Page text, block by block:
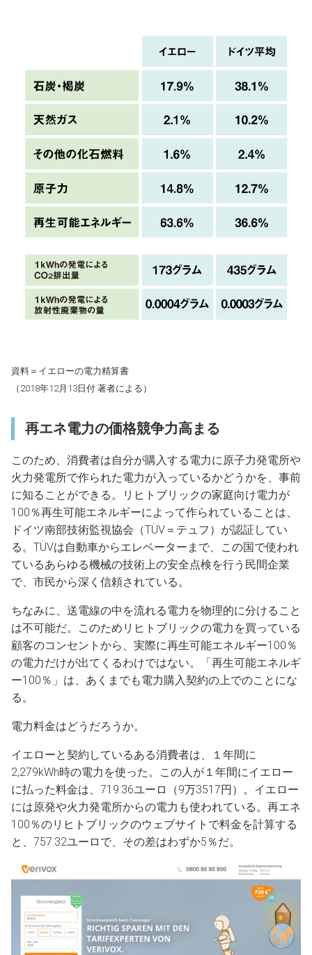
資料＝イエローの電力精算書
（2018年12月13日付 著者による）
再エネ電力の価格競争力高まる
このため、消費者は自分が購入する電力に原子力発電所や
火力発電所で作られた電力が入っているかどうかを、事前
に知ることができる。リヒトブリックの家庭向け電力が
100％再生可能エネルギーによって作られていることは、
ドイツ南部技術監視協会（TÜV＝テュフ）が認証してい
る。TÜVは自動車からエレベーターまで、この国で使われ
ているあらゆる機械の技術上の安全点検を行う民間企業
で、市民から深く信頼されている。
ちなみに、送電線の中を流れる電力を物理的に分けること
は不可能だ。このためリヒトブリックの電力を買っている
顧客のコンセントから、実際に再生可能エネルギー100％
の電力だけが出てくるわけではない。「再生可能エネルギ
ー100％」は、あくまでも電力購入契約の上でのことにな
る。
電力料金はどうだろうか。
イエローと契約しているある消費者は、１年間に
2,279kWh時の電力を使った。この人が１年間にイエロー
に払った料金は、719.36ユーロ（9万3517円）。イエロー
には原発や火力発電所からの電力も使われている。再エネ
100％のリヒトブリックのウェブサイトで料金を計算する
と、757.32ユーロで、その差はわずか5％だ。